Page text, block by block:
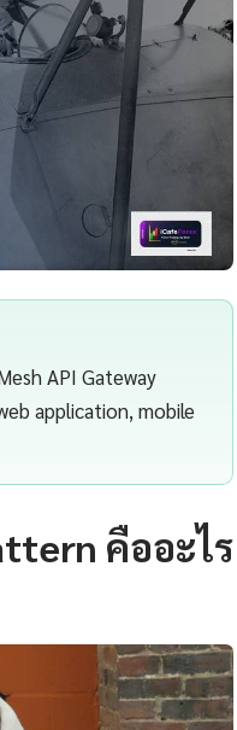
API Gateway
application, mobile
คืออะไร